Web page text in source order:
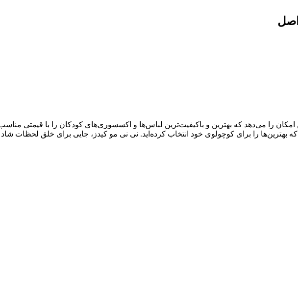
اصل
سابقه درخشان، به شما این امکان را می‌دهد که بهترین و باکیفیت‌ترین لباس‌ها و اکسسوری‌های کودکان را با قیمتی
که بهترین‌ها را برای کوچولوی خود انتخاب کرده‌اید. نی نی مو کیدز، جایی برای خلق لحظات